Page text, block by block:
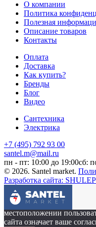
О компании
Политика
Полезная
Описание товаров
Контакты
Оплата
Доставка
Как купить?
Бренды
Блог
Видео
Сантехника
Электрика
+7 (495) 792 93 00
santel.m@mail.ru
пн - пт: 10:00 до 19:00сб:
© 2026. Santel market.
Разработка сайта:
Этот сайт собирает
местоположении
сайта означает ваше